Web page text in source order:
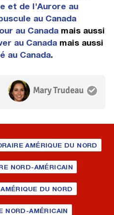
et de l'Aurore au
au Canada
au Canadamais aussi
au Canadamais aussi
au Canada.
Mary Trudeau
AMÉRIQUE DU NORD
NORD-AMÉRICAIN
DU NORD
NORD-AMÉRICAIN